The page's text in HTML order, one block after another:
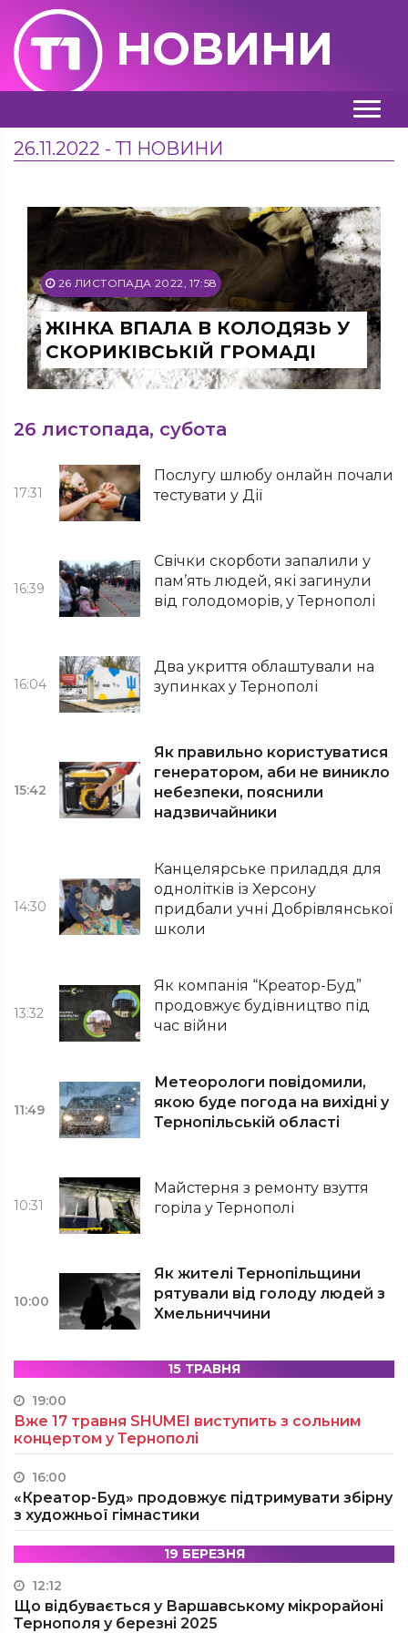
НОВИНИ
26.11.2022 - Т1 НОВИНИ
26 ЛИСТОПАДА 2022, 17:58
ЖІНКА ВПАЛА В КОЛОДЯЗЬ У
СКОРИКІВСЬКІЙ ГРОМАДІ
26 листопада, субота
17:31
Послугу шлюбу онлайн почали
тестувати у Дії
16:39
Свічки скорботи запалили у
пам’ять людей, які загинули
від голодоморів, у Тернополі
16:04
Два укриття облаштували на
зупинках у Тернополі
15:42
Як правильно користуватися
генератором, аби не виникло
небезпеки, пояснили
надзвичайники
14:30
Канцелярське приладдя для
однолітків із Херсону
придбали учні Добрівлянської
школи
13:32
Як компанія “Креатор-Буд”
продовжує будівництво під
час війни
11:49
Метеорологи повідомили,
якою буде погода на вихідні у
Тернопільській області
10:31
Майстерня з ремонту взуття
горіла у Тернополі
10:00
Як жителі Тернопільщини
рятували від голоду людей з
Хмельниччини
15 ТРАВНЯ
19:00
Вже 17 травня SHUMEI виступить з сольним
концертом у Тернополі
16:00
«Креатор-Буд» продовжує підтримувати збірну
з художньої гімнастики
19 БЕРЕЗНЯ
12:12
Що відбувається у Варшавському мікрорайоні
Тернополя у березні 2025